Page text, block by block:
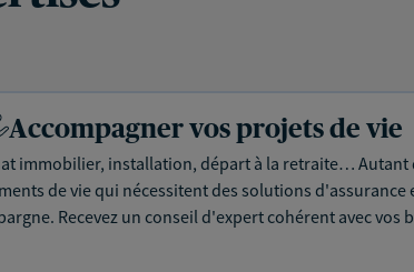
Accompagner vos projets de vie
immobilier, installation, départ à la retraite… Autant
de vie qui nécessitent des solutions d'assurance
Recevez un conseil d'expert cohérent avec vos